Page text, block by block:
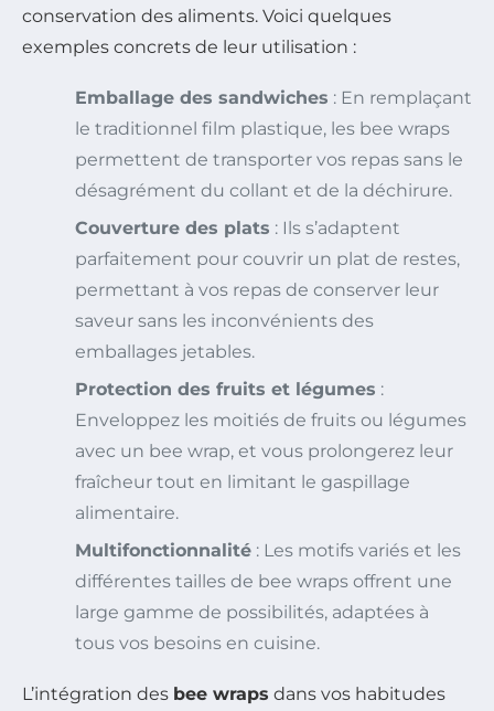
conservation des aliments. Voici quelques
exemples concrets de leur utilisation :
Emballage des sandwiches : En remplaçant
le traditionnel film plastique, les bee wraps
permettent de transporter vos repas sans le
désagrément du collant et de la déchirure.
Couverture des plats : Ils s’adaptent
parfaitement pour couvrir un plat de restes,
permettant à vos repas de conserver leur
saveur sans les inconvénients des
emballages jetables.
Protection des fruits et légumes :
Enveloppez les moitiés de fruits ou légumes
avec un bee wrap, et vous prolongerez leur
fraîcheur tout en limitant le gaspillage
alimentaire.
Multifonctionnalité : Les motifs variés et les
différentes tailles de bee wraps offrent une
large gamme de possibilités, adaptées à
tous vos besoins en cuisine.
L’intégration des bee wraps dans vos habitudes